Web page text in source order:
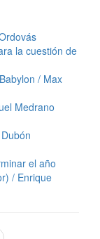
la cuestión de
/ Max
Medrano
el año
/ Enrique